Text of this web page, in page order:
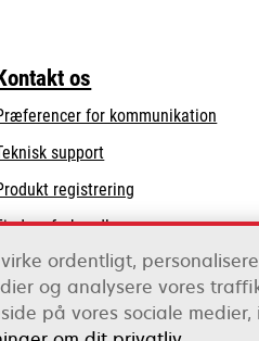
tab
os
for kommunikation
supportopens
in
a
new
tab
registrering
en forhandler
over grossister
ordentligt,
og analysere vores
på vores sociale medier,